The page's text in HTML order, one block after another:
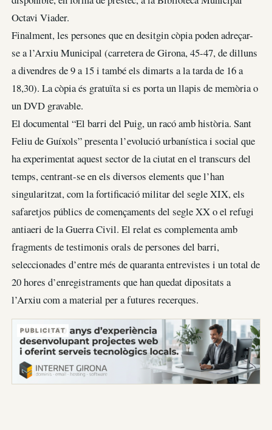
Octavi Viader.
Finalment, les persones que en desitgin còpia poden adreçar-
se a l’Arxiu Municipal (carretera de Girona, 45-47, de dilluns
a divendres de 9 a 15 i també els dimarts a la tarda de 16 a
18,30). La còpia és gratuïta si es porta un llapis de memòria o
un DVD gravable.
El documental “El barri del Puig, un racó amb història. Sant
Feliu de Guíxols” presenta l’evolució urbanística i social que
ha experimentat aquest sector de la ciutat en el transcurs del
temps, centrant-se en els diversos elements que l’han
singularitzat, com la fortificació militar del segle XIX, els
safaretjos públics de començaments del segle XX o el refugi
antiaeri de la Guerra Civil. El relat es complementa amb
fragments de testimonis orals de persones del barri,
seleccionades d’entre més de quaranta entrevistes i un total de
20 hores d’enregistraments que han quedat dipositats a
l’Arxiu com a material per a futures recerques.
PUBLICITAT